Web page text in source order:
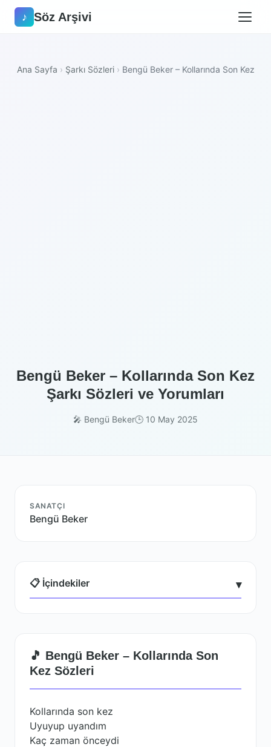
♪ Söz Arşivi
Ana Sayfa › Şarkı Sözleri › Bengü Beker – Kollarında Son Kez
Bengü Beker – Kollarında Son Kez
Şarkı Sözleri ve Yorumları
🎤 Bengü Beker🕒 10 May 2025
SANATÇI
Bengü Beker
📋 İçindekiler ▾
🎵 Bengü Beker – Kollarında Son
Kez Sözleri
Kollarında son kez
Uyuyup uyandım
Kaç zaman önceydi